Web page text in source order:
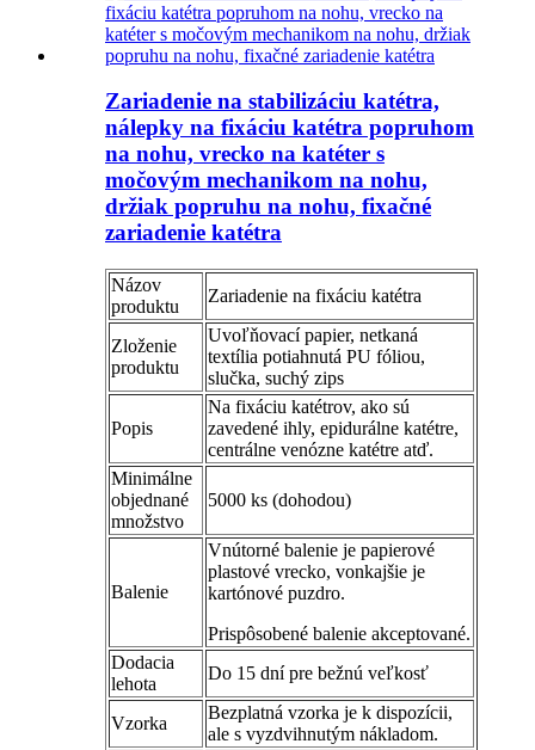
Zariadenie na stabilizáciu katétra,
nálepky na fixáciu katétra popruhom
na nohu, vrecko na katéter s
močovým mechanikom na nohu,
držiak popruhu na nohu, fixačné
zariadenie katétra
Názov
produktu
Zariadenie na fixáciu katétra
Zloženie
produktu
Uvoľňovací papier, netkaná
textília potiahnutá PU fóliou,
slučka, suchý zips
Popis
Na fixáciu katétrov, ako sú
zavedené ihly, epidurálne katétre,
centrálne venózne katétre atď.
Minimálne
objednané
množstvo
5000 ks (dohodou)
Balenie
Vnútorné balenie je papierové
plastové vrecko, vonkajšie je
kartónové puzdro.
Prispôsobené balenie akceptované.
Dodacia
lehota
Do 15 dní pre bežnú veľkosť
Vzorka
Bezplatná vzorka je k dispozícii,
ale s vyzdvihnutým nákladom.